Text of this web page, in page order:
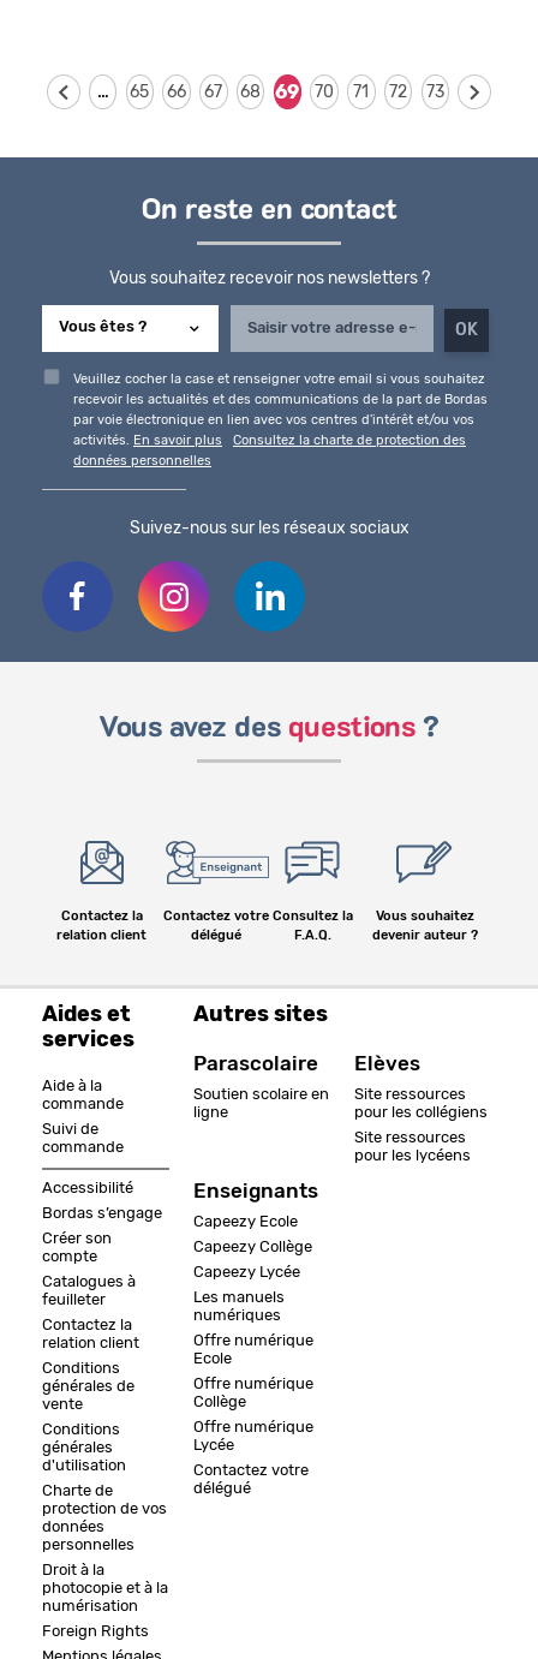
… 65 66 67 68 69 70 71 72 73
On reste en contact
Vous souhaitez recevoir nos newsletters ?
Veuillez cocher la case et renseigner votre email si vous souhaitez
recevoir les actualités et des communications de la part de Bordas
par voie électronique en lien avec vos centres d'intérêt et/ou vos
activités.
En savoir plus
Consultez la charte de protection des
données personnelles
Suivez-nous sur les réseaux sociaux
Vous avez des questions ?
Contactez la
relation client
Contactez votre
délégué
Consultez la
F.A.Q.
Vous souhaitez
devenir auteur ?
Aides et
services
Aide à la
commande
Suivi de
commande
Accessibilité
Bordas s’engage
Créer son
compte
Catalogues à
feuilleter
Contactez la
relation client
Conditions
générales de
vente
Conditions
générales
d'utilisation
Charte de
protection de vos
données
personnelles
Droit à la
photocopie et à la
numérisation
Foreign Rights
Autres sites
Parascolaire
Soutien scolaire en
ligne
Enseignants
Capeezy Ecole
Capeezy Collège
Capeezy Lycée
Les manuels
numériques
Offre numérique
Ecole
Offre numérique
Collège
Offre numérique
Lycée
Contactez votre
délégué
Elèves
Site ressources
pour les collégiens
Site ressources
pour les lycéens